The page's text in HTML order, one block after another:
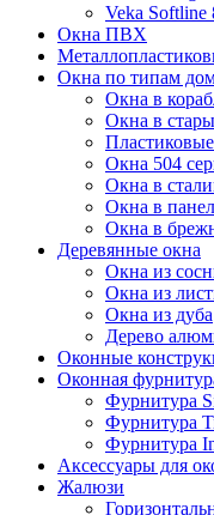
Veka Softline
Окна ПВХ
Окна по типам
Окна в
Окна в
Окна 504
Окна в
Окна в
Окна в
Деревянные окна
Окна из
Окна из
Окна из дуба
Дерево
Оконные
Оконная
Фурнитура
Фурнитура
Фурнитура
Аксессуары для
Жалюзи